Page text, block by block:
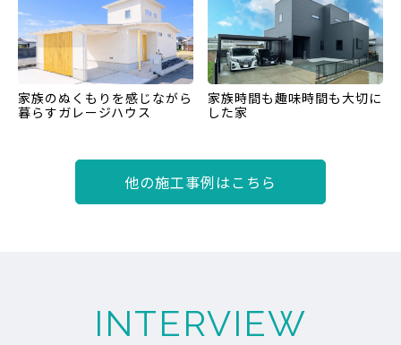
家族のぬくもりを感じながら
暮らすガレージハウス
家族時間も趣味時間も大切に
した家
他の施工事例はこちら
INTERVIEW